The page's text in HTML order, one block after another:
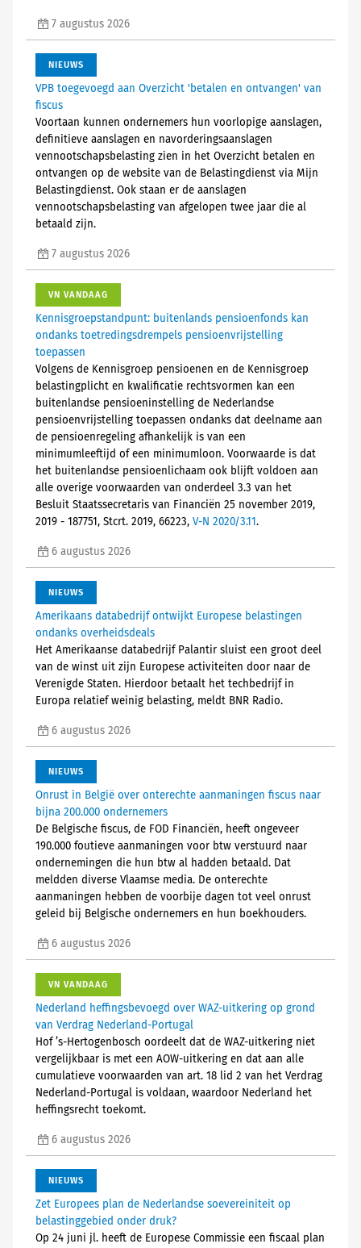
7 augustus 2026
NIEUWS
VPB toegevoegd aan Overzicht 'betalen en ontvangen' van
fiscus
Voortaan kunnen ondernemers hun voorlopige aanslagen,
definitieve aanslagen en navorderingsaanslagen
vennootschapsbelasting zien in het Overzicht betalen en
ontvangen op de website van de Belastingdienst via Mijn
Belastingdienst. Ook staan er de aanslagen
vennootschapsbelasting van afgelopen twee jaar die al
betaald zijn.
7 augustus 2026
VN VANDAAG
Kennisgroepstandpunt: buitenlands pensioenfonds kan
ondanks toetredingsdrempels pensioenvrijstelling
toepassen
Volgens de Kennisgroep pensioenen en de Kennisgroep
belastingplicht en kwalificatie rechtsvormen kan een
buitenlandse pensioeninstelling de Nederlandse
pensioenvrijstelling toepassen ondanks dat deelname aan
de pensioenregeling afhankelijk is van een
minimumleeftijd of een minimumloon. Voorwaarde is dat
het buitenlandse pensioenlichaam ook blijft voldoen aan
alle overige voorwaarden van onderdeel 3.3 van het
Besluit Staatssecretaris van Financiën 25 november 2019,
2019 - 187751, Stcrt. 2019, 66223, V-N 2020/3.11.
6 augustus 2026
NIEUWS
Amerikaans databedrijf ontwijkt Europese belastingen
ondanks overheidsdeals
Het Amerikaanse databedrijf Palantir sluist een groot deel
van de winst uit zijn Europese activiteiten door naar de
Verenigde Staten. Hierdoor betaalt het techbedrijf in
Europa relatief weinig belasting, meldt BNR Radio.
6 augustus 2026
NIEUWS
Onrust in België over onterechte aanmaningen fiscus naar
bijna 200.000 ondernemers
De Belgische fiscus, de FOD Financiën, heeft ongeveer
190.000 foutieve aanmaningen voor btw verstuurd naar
ondernemingen die hun btw al hadden betaald. Dat
meldden diverse Vlaamse media. De onterechte
aanmaningen hebben de voorbije dagen tot veel onrust
geleid bij Belgische ondernemers en hun boekhouders.
6 augustus 2026
VN VANDAAG
Nederland heffingsbevoegd over WAZ-uitkering op grond
van Verdrag Nederland-Portugal
Hof ’s-Hertogenbosch oordeelt dat de WAZ-uitkering niet
vergelijkbaar is met een AOW-uitkering en dat aan alle
cumulatieve voorwaarden van art. 18 lid 2 van het Verdrag
Nederland-Portugal is voldaan, waardoor Nederland het
heffingsrecht toekomt.
6 augustus 2026
NIEUWS
Zet Europees plan de Nederlandse soevereiniteit op
belastinggebied onder druk?
Op 24 juni jl. heeft de Europese Commissie een fiscaal plan